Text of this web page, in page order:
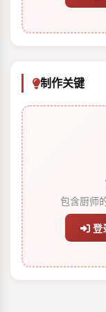
制作关键
包含厨师
登